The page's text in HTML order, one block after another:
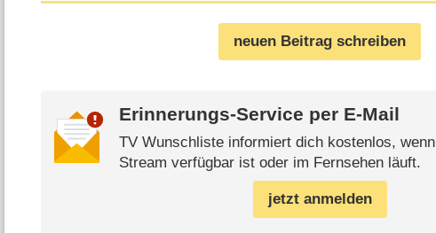
neuen Beitrag schreiben
Erinnerungs-Service per E-Mail
TV Wunschliste informiert dich kostenlos, wenn
Stream verfügbar ist oder im Fernsehen läuft.
jetzt anmelden